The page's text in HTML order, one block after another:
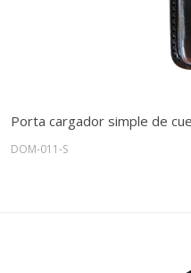
Porta cargador simple de
DOM-011-S